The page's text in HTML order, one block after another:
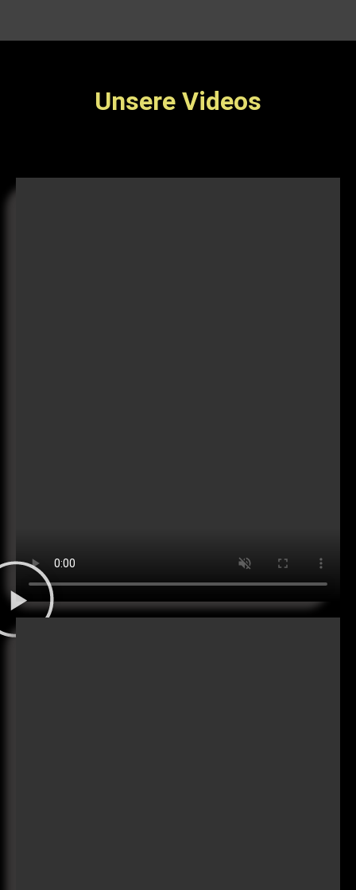
Unsere Videos